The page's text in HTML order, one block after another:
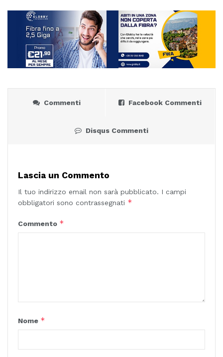
Commenti Facebook Commenti
Disqus Commenti
Lascia un Commento
Il tuo indirizzo email non sarà pubblicato. I campi
obbligatori sono contrassegnati *
Commento *
Nome *